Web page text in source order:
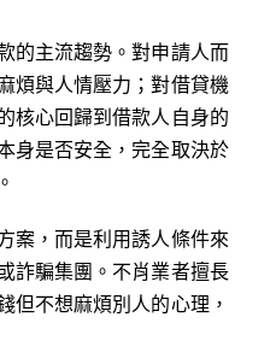
的主流趨勢。對申請人而
煩與人情壓力；對借貸機
核心回歸到借款人自身的
身是否安全，完全取決於
案，而是利用誘人條件來
詐騙集團。不肖業者擅長
但不想麻煩別人的心理，